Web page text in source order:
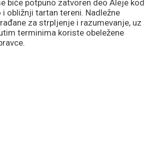
biće potpuno zatvoren deo Aleje kod
i obližnji tartan tereni. Nadležne
za strpljenje i razumevanje, uz
terminima koriste obeležene